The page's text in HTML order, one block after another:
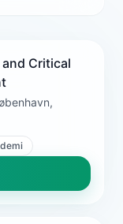
Critical